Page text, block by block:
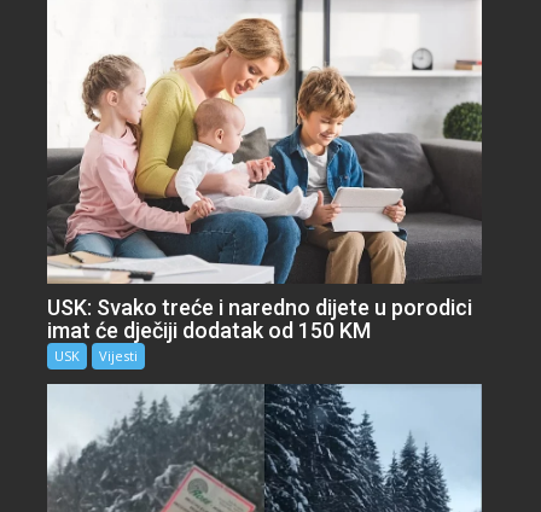
USK: Svako treće i naredno dijete u porodici
imat će dječiji dodatak od 150 KM
USK Vijesti